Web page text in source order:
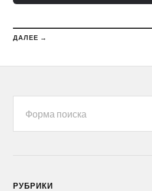
ДАЛЕЕ →
РУБРИКИ